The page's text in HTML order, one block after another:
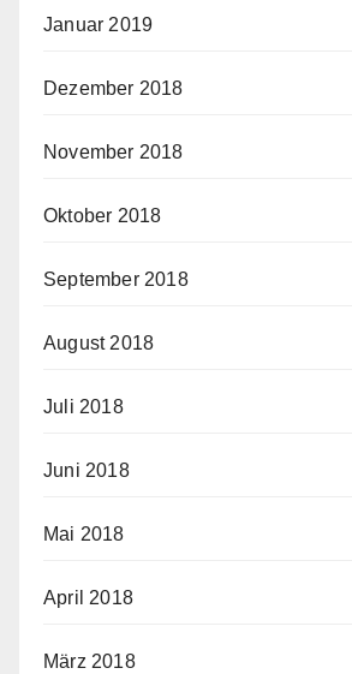
Januar 2019
Dezember 2018
November 2018
Oktober 2018
September 2018
August 2018
Juli 2018
Juni 2018
Mai 2018
April 2018
März 2018